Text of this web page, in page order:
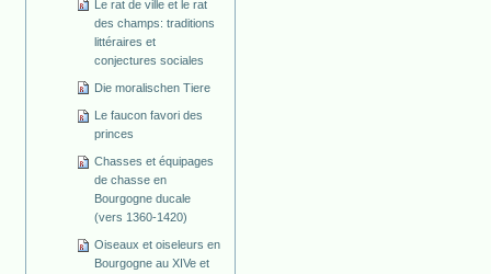
Le rat de ville et le rat
des champs: traditions
littéraires et
conjectures sociales
Die moralischen Tiere
Le faucon favori des
princes
Chasses et équipages
de chasse en
Bourgogne ducale
(vers 1360-1420)
Oiseaux et oiseleurs en
Bourgogne au XIVe et